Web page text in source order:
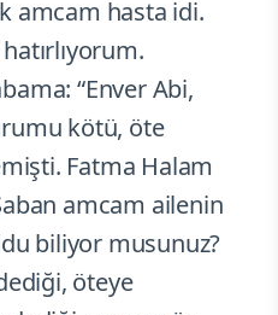
amcam hasta idi.
“Enver Abi,
kötü, öte
Fatma Halam
amcam ailenin
biliyor musunuz?
öteye